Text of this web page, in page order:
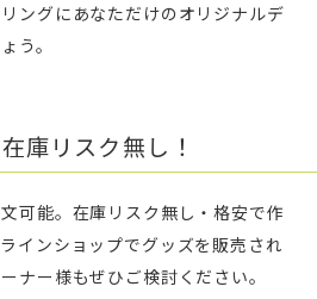
ングにあなただけのオリジナルデ
う。
庫リスク無し！
可能。在庫リスク無し・格安で作
インショップでグッズを販売され
ナー様もぜひご検討ください。